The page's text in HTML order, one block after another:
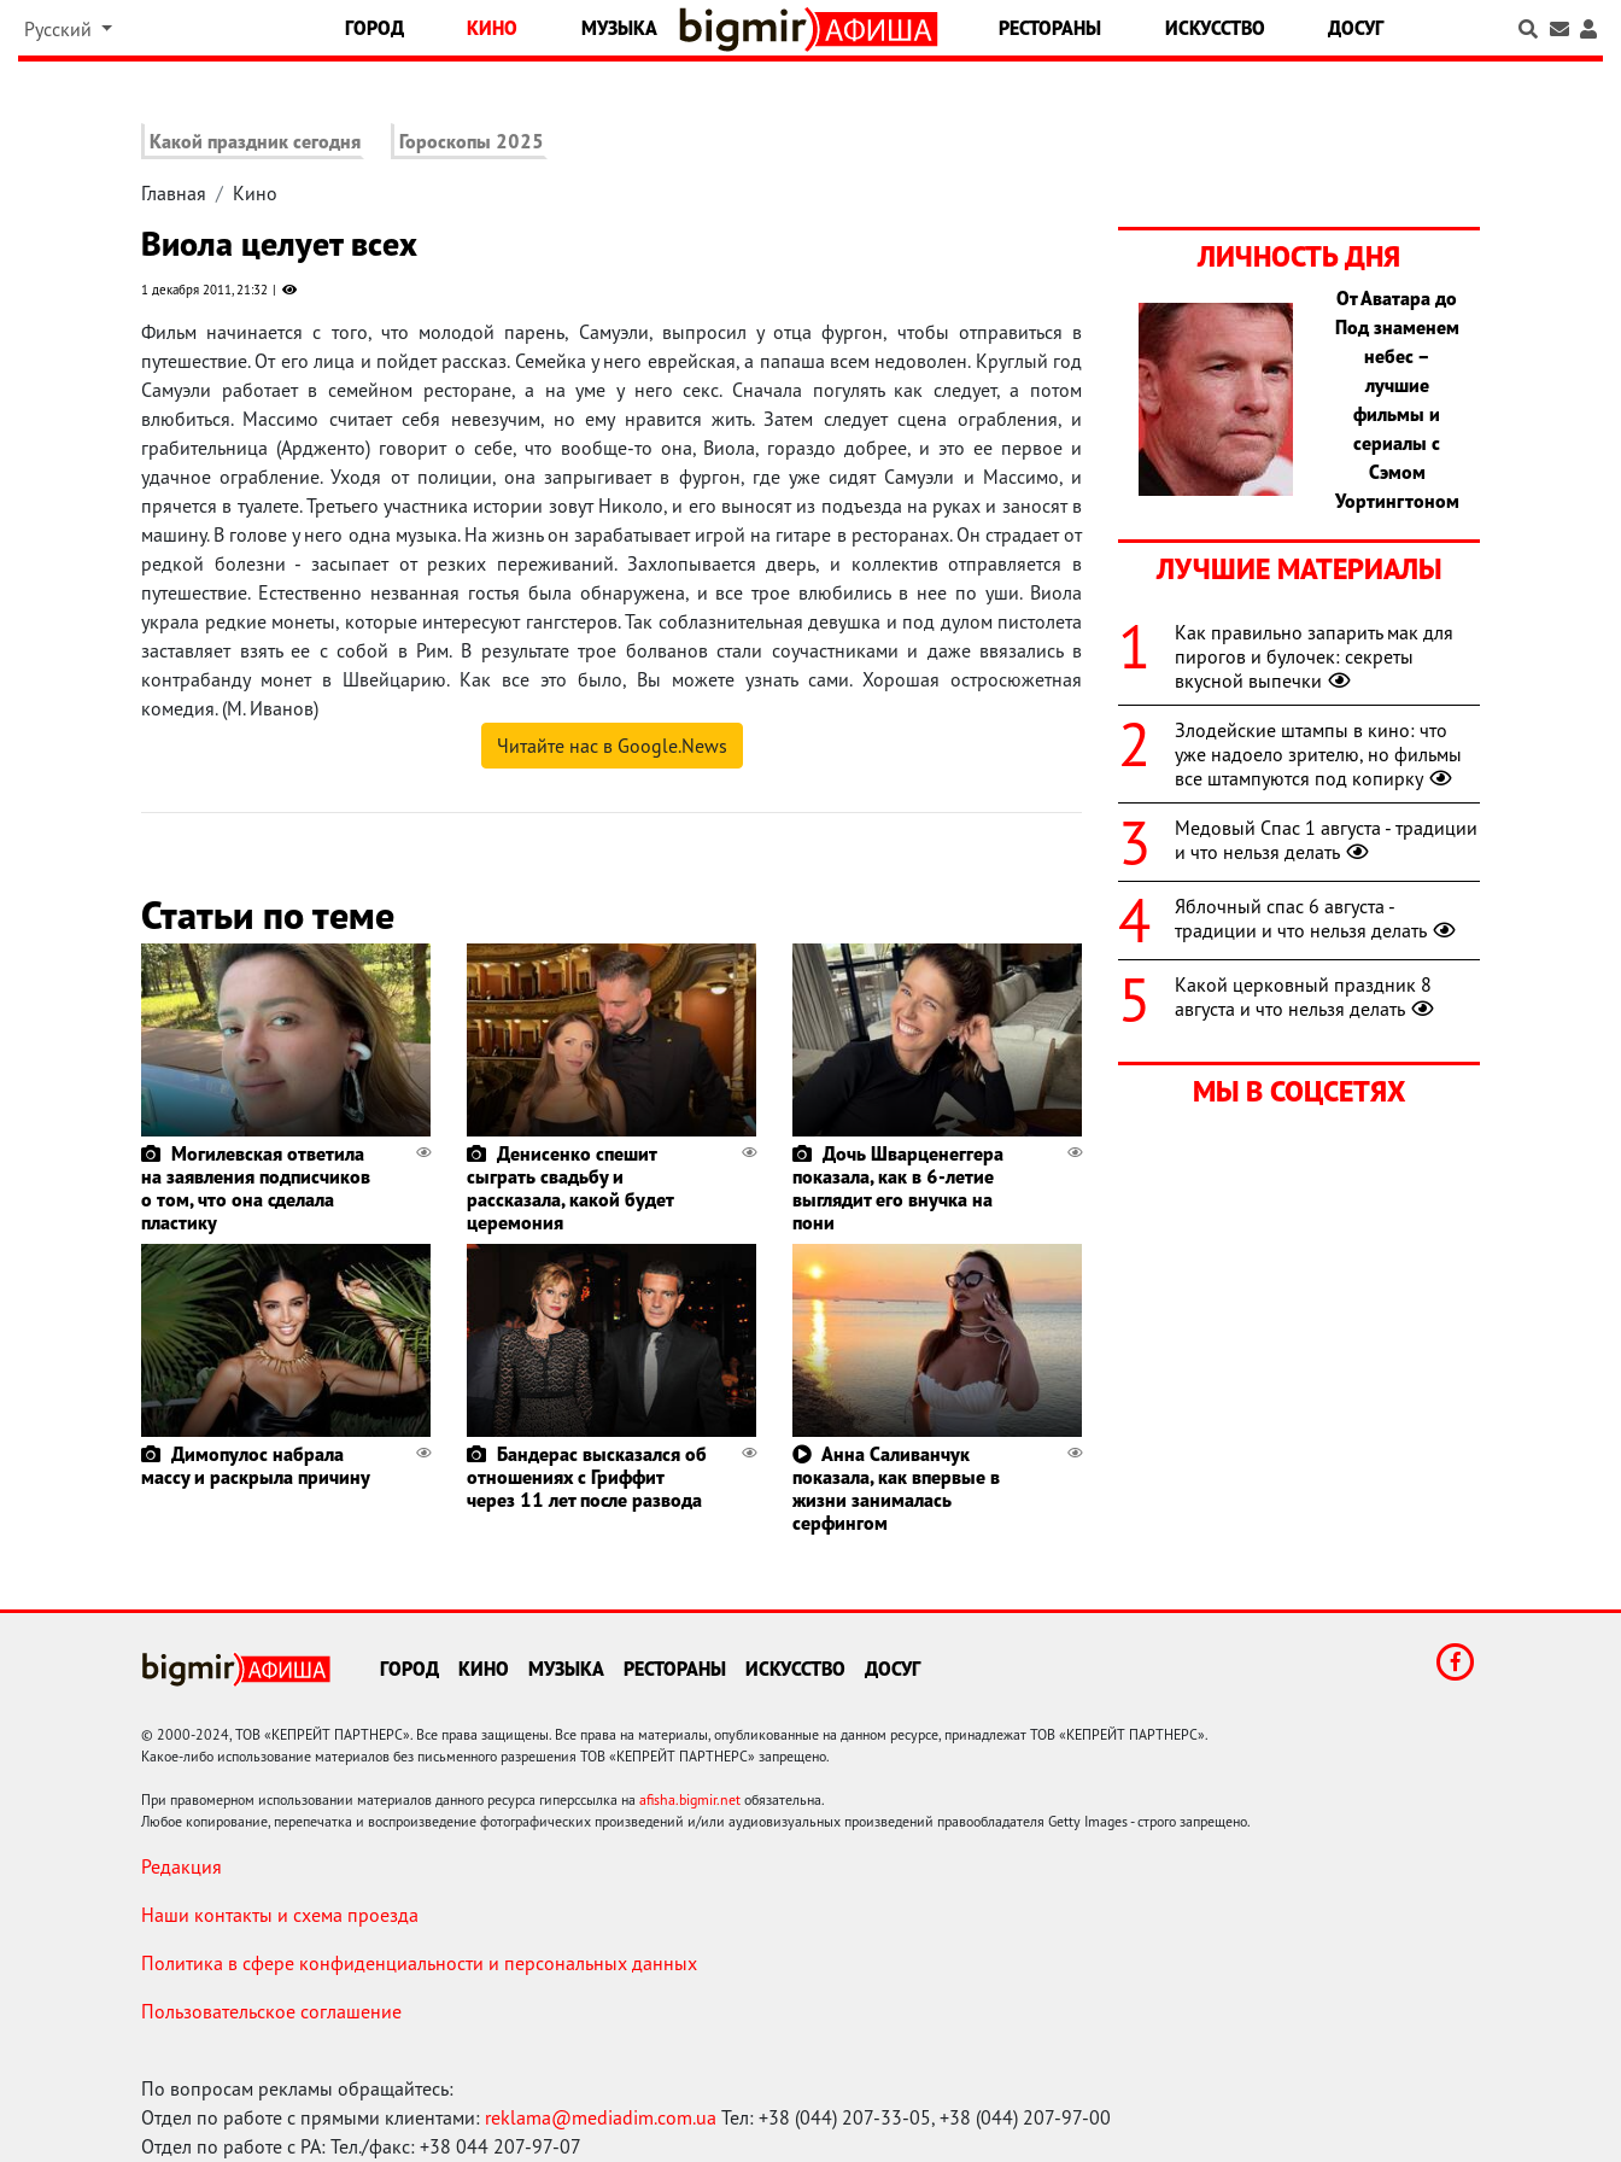
Русский ГОРОД КИНО МУЗЫКА РЕСТОРАНЫ ИСКУССТВО ДОСУГ
Какой праздник сегодня Гороскопы 2025
Главная Кино
Виола целует всех
1 декабря 2011, 21:32
Фильм начинается с того, что молодой парень, Самуэли, выпросил у отца фургон, чтобы отправиться в
путешествие. От его лица и пойдет рассказ. Семейка у него еврейская, а папаша всем недоволен. Круглый год
Самуэли работает в семейном ресторане, а на уме у него секс. Сначала погулять как следует, а потом
влюбиться. Массимо считает себя невезучим, но ему нравится жить. Затем следует сцена ограбления, и
грабительница (Ардженто) говорит о себе, что вообще-то она, Виола, гораздо добрее, и это ее первое и
удачное ограбление. Уходя от полиции, она запрыгивает в фургон, где уже сидят Самуэли и Массимо, и
прячется в туалете. Третьего участника истории зовут Николо, и его выносят из подъезда на руках и заносят в
машину. В голове у него одна музыка. На жизнь он зарабатывает игрой на гитаре в ресторанах. Он страдает от
редкой болезни - засыпает от резких переживаний. Захлопывается дверь, и коллектив отправляется в
путешествие. Естественно незванная гостья была обнаружена, и все трое влюбились в нее по уши. Виола
украла редкие монеты, которые интересуют гангстеров. Так соблазнительная девушка и под дулом пистолета
заставляет взять ее с собой в Рим. В результате трое болванов стали соучастниками и даже ввязались в
контрабанду монет в Швейцарию. Как все это было, Вы можете узнать сами. Хорошая остросюжетная
комедия. (М. Иванов)
Читайте нас в Google.News
Статьи по теме
Могилевская ответила
на заявления подписчиков
о том, что она сделала
пластику
Денисенко спешит
сыграть свадьбу и
рассказала, какой будет
церемония
Дочь Шварценеггера
показала, как в 6-летие
выглядит его внучка на
пони
Димопулос набрала
массу и раскрыла причину
Бандерас высказался об
отношениях с Гриффит
через 11 лет после развода
Анна Саливанчук
показала, как впервые в
жизни занималась
серфингом
ЛИЧНОСТЬ ДНЯ
От Аватара до
Под знаменем
небес –
лучшие
фильмы и
сериалы с
Сэмом
Уортингтоном
ЛУЧШИЕ МАТЕРИАЛЫ
Как правильно запарить мак для
пирогов и булочек: секреты
вкусной выпечки
Злодейские штампы в кино: что
уже надоело зрителю, но фильмы
все штампуются под копирку
Медовый Спас 1 августа - традиции
и что нельзя делать
Яблочный спас 6 августа -
традиции и что нельзя делать
Какой церковный праздник 8
августа и что нельзя делать
МЫ В СОЦСЕТЯХ
ГОРОД КИНО МУЗЫКА РЕСТОРАНЫ ИСКУССТВО ДОСУГ
© 2000-2024, ТОВ «КЕПРЕЙТ ПАРТНЕРС». Все права защищены. Все права на материалы, опубликованные на данном ресурсе, принадлежат ТОВ «КЕПРЕЙТ ПАРТНЕРС».
Какое-либо использование материалов без письменного разрешения ТОВ «КЕПРЕЙТ ПАРТНЕРС» запрещено.
При правомерном использовании материалов данного ресурса гиперссылка на afisha.bigmir.net обязательна.
Любое копирование, перепечатка и воспроизведение фотографических произведений и/или аудиовизуальных произведений правообладателя Getty Images - строго запрещено.
Редакция
Наши контакты и схема проезда
Политика в сфере конфиденциальности и персональных данных
Пользовательское соглашение
По вопросам рекламы обращайтесь:
Отдел по работе с прямыми клиентами: reklama@mediadim.com.ua Тел: +38 (044) 207-33-05, +38 (044) 207-97-00
Отдел по работе с РА: Тел./факс: +38 044 207-97-07